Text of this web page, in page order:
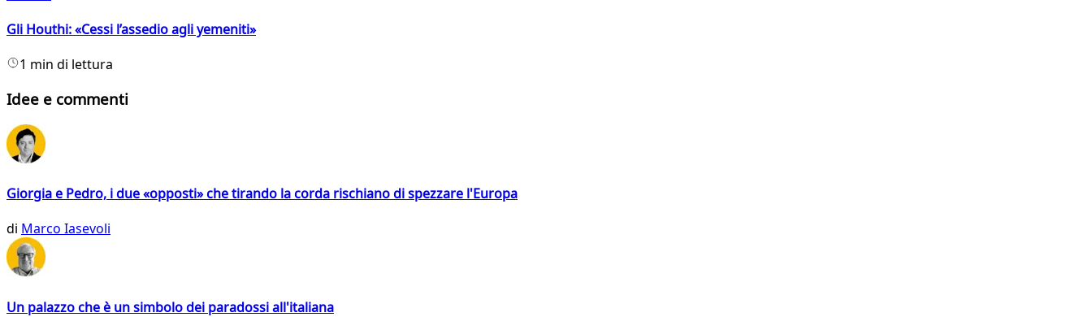
Gli Houthi: «Cessi l’assedio agli yemeniti»
1 min di lettura
Idee e commenti
Giorgia e Pedro, i due «opposti» che tirando la corda rischiano di spezzare l'Europa
di Marco Iasevoli
Un palazzo che è un simbolo dei paradossi all'italiana